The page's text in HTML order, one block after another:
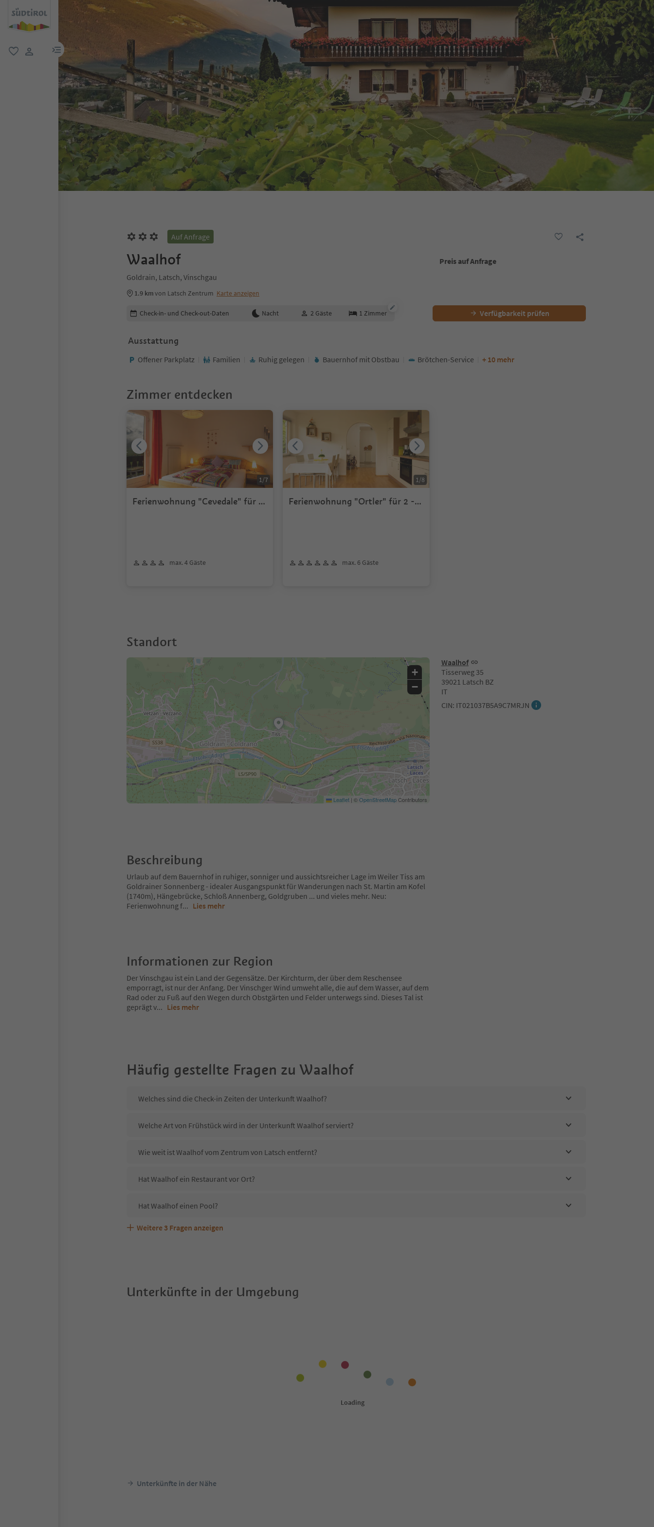
menu link
Auf Anfrage
Waalhof
Goldrain, Latsch, Vinschgau
1.9 kmvon Latsch Zentrum Karte anzeigen
Preis auf Anfrage
Buchungsdetails bearbeiten
Check-in- und Check-out-Daten Nacht 2 Gäste 1 Zimmer Verfügbarkeit prüfen
Ausstattung
Offener Parkplatz Familien Ruhig gelegen Bauernhof mit Obstbau Brötchen-Service + 10 mehr
Zimmer entdecken
Ferienwohnung "Cevedale" für 2-
max. 4 Gäste
1/7
Ferienwohnung "Ortler" für 2 - 6
max. 6 Gäste
1/8
Standort
Waalhof
Tisserweg 35
39021 Latsch BZ
IT
CIN: IT021037B5A9C7MRJN
+
−
Leaflet | ©OpenStreetMapContributors
Beschreibung
Urlaub auf dem Bauernhof in ruhiger, sonniger und aussichtsreicher Lage im Weiler Tiss am
Goldrainer Sonnenberg - idealer Ausgangspunkt für Wanderungen nach St. Martin am Kofel
(1740m), Hängebrücke, Schloß Annenberg, Goldgruben ... und vieles mehr. Neu:
Ferienwohnung f... Lies mehr
Informationen zur Region
Der Vinschgau ist ein Land der Gegensätze. Der Kirchturm, der über dem Reschensee
emporragt, ist nur der Anfang. Der Vinschger Wind umweht alle, die auf dem Wasser, auf dem
Rad oder zu Fuß auf den Wegen durch Obstgärten und Felder unterwegs sind. Dieses Tal ist
geprägt v... Lies mehr
Häufig gestellte Fragen zu Waalhof
Welches sind die Check-in Zeiten der Unterkunft Waalhof?
Welche Art von Frühstück wird in der Unterkunft Waalhof serviert?
Wie weit ist Waalhof vom Zentrum von Latsch entfernt?
Hat Waalhof ein Restaurant vor Ort?
Hat Waalhof einen Pool?
Sind Haustiere in der Unterkunft Waalhof erlaubt?
Welche Services bietet Waalhof?
Weitere 3 Fragen anzeigen
Unterkünfte in der Umgebung
Unterkünfte in der Nähe